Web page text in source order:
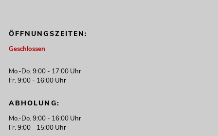
ÖFFNUNGSZEITEN:
Geschlossen
Mo.-Do. 9:00 - 17:00 Uhr
Fr. 9:00 - 16:00 Uhr
ABHOLUNG:
Mo.-Do. 9:00 - 16:00 Uhr
Fr. 9:00 - 15:00 Uhr